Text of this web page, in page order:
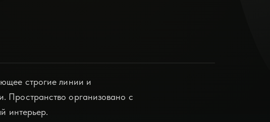
строгие линии и
Пространство организовано с
интерьер.